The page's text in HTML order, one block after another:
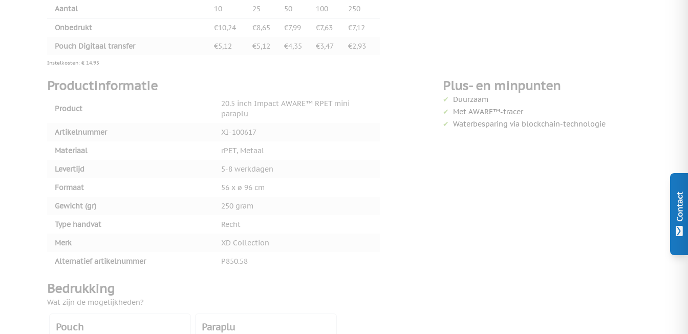
Contact
Aantal 10 25 50 100 250
Onbedrukt €10,24 €8,65 €7,99 €7,63
€7,12
Pouch Digitaal transfer
€5,12 €5,12 €4,35 €3,47 €2,93
Instelkosten: € 14,95
Productinformatie
Product
20.5 inch Impact AWARE™ RPET mini
paraplu
Artikelnummer
XI-100617
Materiaal
rPET, Metaal
Levertijd
5-8 werkdagen
Formaat
56 x ø 96 cm
Gewicht (gr)
250 gram
Type handvat
Recht
Merk
XD Collection
Alternatief artikelnummer
P850.58
Plus- en minpunten
Duurzaam
Met AWARE™-tracer
Waterbesparing via blockchain-technologie
Bedrukking
Wat zijn de mogelijkheden?
Pouch Paraplu